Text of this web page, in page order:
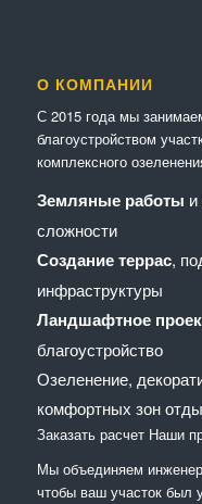
О КОМПАНИИ
С 2015 года мы
благоустройством
комплексного
Земляные работы
сложности
Создание террас,
инфраструктуры
Ландшафтное
благоустройство
Озеленение,
комфортных зон
Заказать расчет Наши
Мы объединяем
чтобы ваш участок был